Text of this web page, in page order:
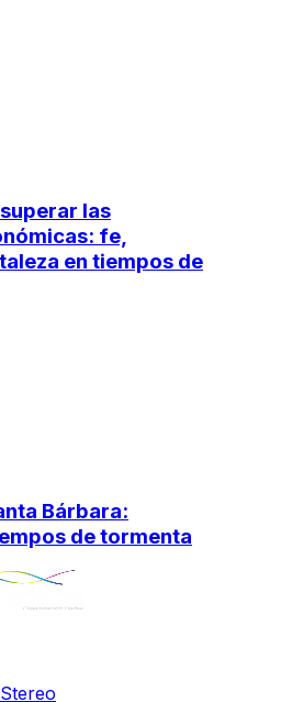
las
fe,
en tiempos de
Bárbara:
de tormenta